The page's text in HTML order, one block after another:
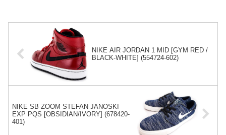
NIKE AIR JORDAN 1 MID [GYM RED /
BLACK-WHITE] (554724-602)
NIKE SB ZOOM STEFAN JANOSKI
EXP PQS [OBSIDIAN/IVORY] (678420-
401)